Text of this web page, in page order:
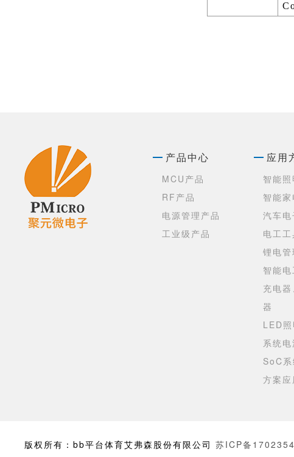
产品中心
MCU产品
RF产品
电源管理产品
工业级产品
应用
智能照
智能家
汽车电
电工工
锂电管
智能电
充电
器
LED照
系统电
SoC
方案应
版权所有：bb平台体育艾弗森股份有限公司苏ICP备